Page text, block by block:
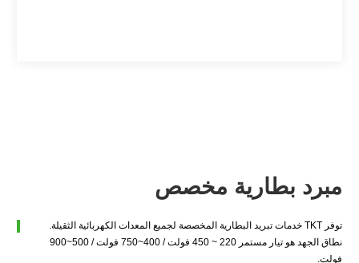
مبرد بطارية مخصص
توفر TKT خدمات تبريد البطارية المخصصة لجميع المعدات الكهربائية الثقيلة.
نطاق الجهد هو تيار مستمر 220 ~ 450 فولت / 400~750 فولت / 500~900
فولت.